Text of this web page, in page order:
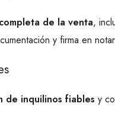
de la venta,
y firma en
de inquilinos fiables y